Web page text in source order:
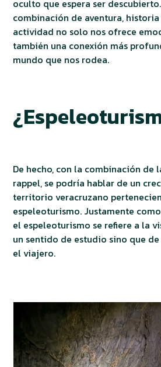
oculto que espera ser
combinación de aventura,
actividad no solo nos ofrece
también una conexión más
mundo que nos rodea.
De hecho, con la combinación de
rappel, se podría hablar de un
territorio veracruzano
espeleoturismo. Justamente
el espeleoturismo se refiere a la
un sentido de estudio sino que
el viajero.